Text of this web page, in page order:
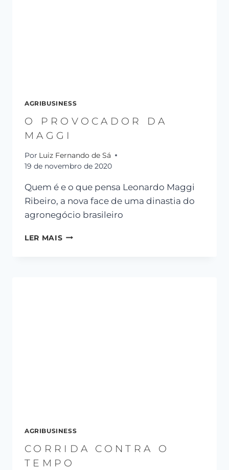
AGRIBUSINESS
O PROVOCADOR DA
MAGGI
Por Luiz Fernando de Sá
19 de novembro de 2020
Quem é e o que pensa Leonardo Maggi
Ribeiro, a nova face de uma dinastia do
agronegócio brasileiro
LER MAIS
AGRIBUSINESS
CORRIDA CONTRA O
TEMPO